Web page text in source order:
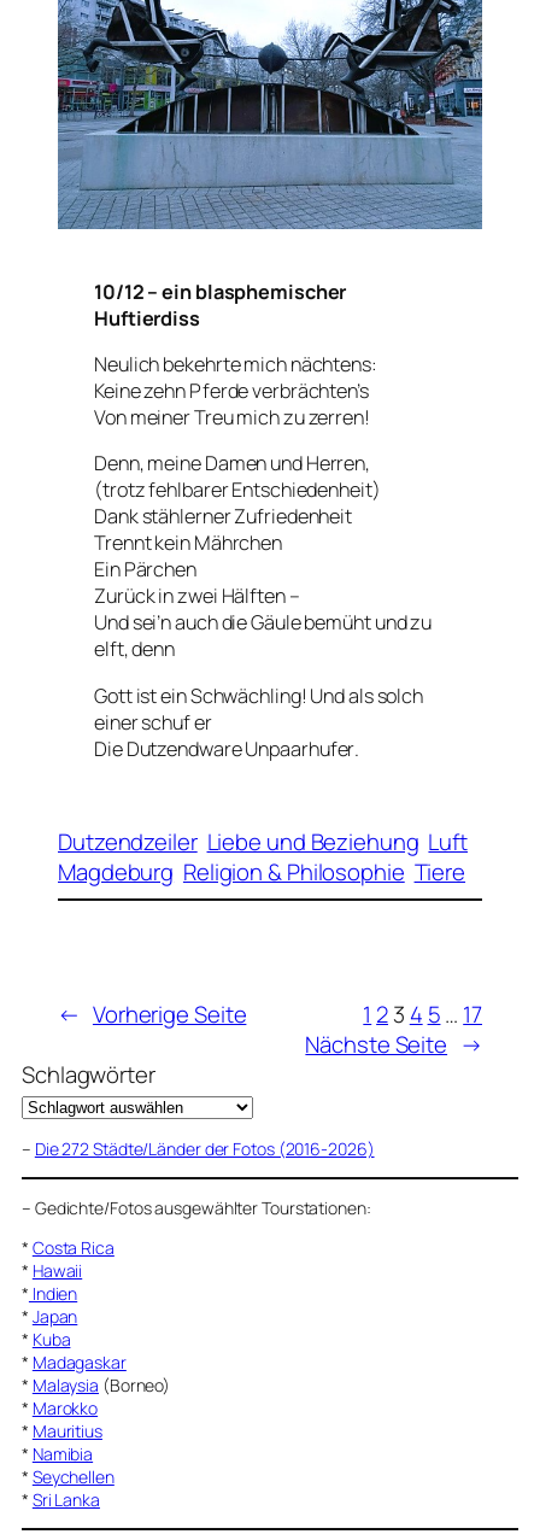
10/12 – ein blasphemischer
Huftierdiss
Neulich bekehrte mich nächtens:
Keine zehn Pferde verbrächten’s
Von meiner Treu mich zu zerren!
Denn, meine Damen und Herren,
(trotz fehlbarer Entschiedenheit)
Dank stählerner Zufriedenheit
Trennt kein Mährchen
Ein Pärchen
Zurück in zwei Hälften –
Und sei’n auch die Gäule bemüht und zu
elft, denn
Gott ist ein Schwächling! Und als solch
einer schuf er
Die DutzendwareUnpaarhufer.
Dutzendzeiler Liebe und Beziehung Luft
Magdeburg Religion & Philosophie Tiere
← Vorherige Seite 1 23 4 5… 17
Nächste Seite →
Schlagwörter
– Die 272 Städte/Länder der Fotos (2016-2026)
– Gedichte/Fotos ausgewählter Tourstationen:
* Costa Rica
* Hawaii
* Indien
* Japan
* Kuba
* Madagaskar
* Malaysia (Borneo)
* Marokko
* Mauritius
* Namibia
* Seychellen
* Sri Lanka